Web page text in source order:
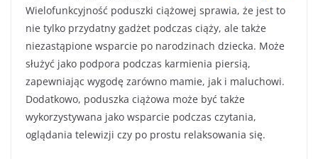
Wielofunkcyjność poduszki ciążowej sprawia, że jest to
nie tylko przydatny gadżet podczas ciąży, ale także
niezastąpione wsparcie po narodzinach dziecka. Może
służyć jako podpora podczas karmienia piersią,
zapewniając wygodę zarówno mamie, jak i maluchowi.
Dodatkowo, poduszka ciążowa może być także
wykorzystywana jako wsparcie podczas czytania,
oglądania telewizji czy po prostu relaksowania się.